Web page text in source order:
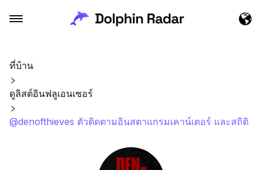
ที่บ้าน
ดูลิสต์อินฟลูเอนเซอร์
@denofthieves ตัวติดตามอินสตาแกรมเคาน์เตอร์ และสถิติ